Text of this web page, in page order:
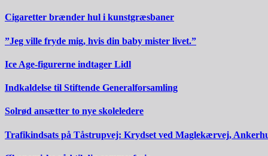
Cigaretter brænder hul i kunstgræsbaner
”Jeg ville fryde mig, hvis din baby mister livet.”
Ice Age-figurerne indtager Lidl
Indkaldelse til Stiftende Generalforsamling
Solrød ansætter to nye skoleledere
Trafikindsats på Tåstrupvej: Krydset ved Maglekærvej,